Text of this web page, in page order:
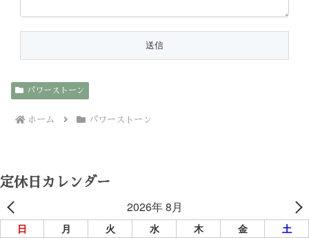
パワーストーン
ホーム パワーストーン
定休日カレンダー
2026年 8月
日 月 火 水 木 金 土